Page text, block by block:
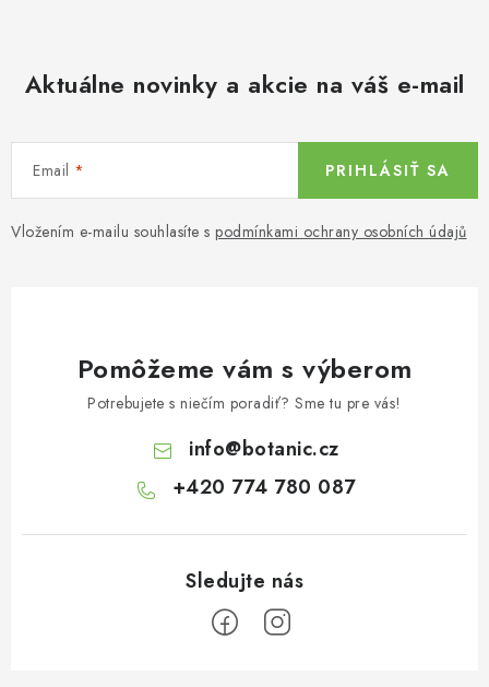
Aktuálne novinky a akcie na váš e-mail
Email
Vložením e-mailu souhlasíte s podmínkami ochrany osobních údajů
PRIHLÁSIŤ SA
Pomôžeme vám s výberom
Potrebujete s niečím poradiť? Sme tu pre vás!
info@botanic.cz
+420 774 780 087